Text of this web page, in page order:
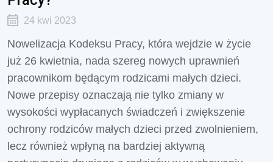
24 kwi 2023
Nowelizacja Kodeksu Pracy, która wejdzie w życie
już 26 kwietnia, nada szereg nowych uprawnień
pracownikom będącym rodzicami małych dzieci.
Nowe przepisy oznaczają nie tylko zmiany w
wysokości wypłacanych świadczeń i zwiększenie
ochrony rodziców małych dzieci przed zwolnieniem,
lecz również wpłyną na bardziej aktywną